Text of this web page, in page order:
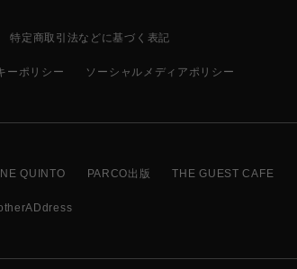
特定商取引法などに基づく表記
ーポリシー ソーシャルメディアポリシー
QUINTO PARCO出版 THE GUEST CAFE